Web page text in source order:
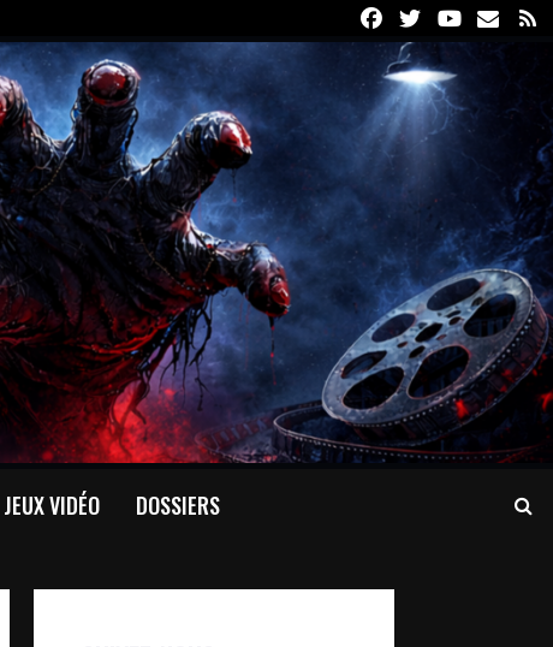
FacebookTwitterYoutube
Email
JEUX VIDÉO DOSSIERS